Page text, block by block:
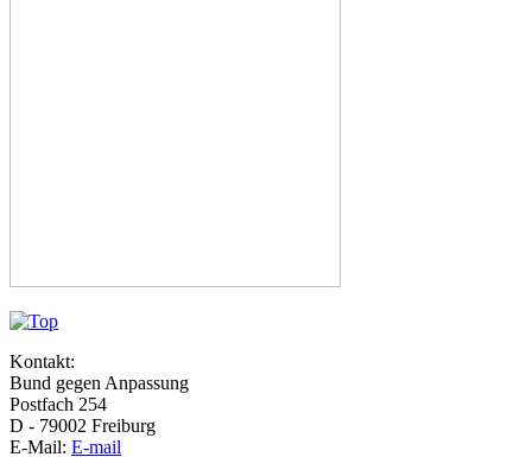
Kontakt:
Bund gegen Anpassung
Postfach 254
D - 79002 Freiburg
E-Mail: E-mail